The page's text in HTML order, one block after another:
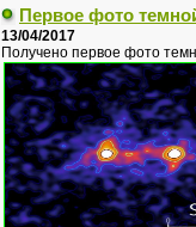
Первое фото
13/04/2017
Получено первое фото